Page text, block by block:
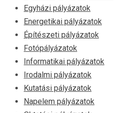
Egyházi pályázatok
Energetikai pályázatok
Építészeti pályázatok
Fotópályázatok
Informatikai pályázatok
Irodalmi pályázatok
Kutatási pályázatok
Napelem pályázatok